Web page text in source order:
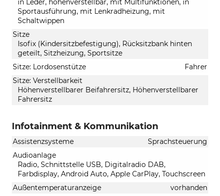
Sportausführung, mit Lenkradheizung, mit
Schaltwippen
Sitze
Isofix (Kindersitzbefestigung), Rücksitzbank hinten
geteilt, Sitzheizung, Sportsitze
Sitze: Lordosenstütze
Fahrer
Sitze: Verstellbarkeit
Höhenverstellbarer Beifahrersitz, Höhenverstellbarer
Fahrersitz
Infotainment & Kommunikation
Assistenzsysteme
Sprachsteuerung
Audioanlage
Radio, Schnittstelle USB, Digitalradio DAB,
Farbdisplay, Android Auto, Apple CarPlay, Touchscreen
Außentemperaturanzeige
vorhanden